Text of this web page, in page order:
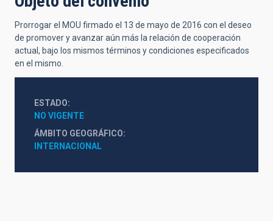
Prorrogar el MOU firmado el 13 de mayo de 2016 con el deseo
de promover y avanzar aún más la relación de cooperación
actual, bajo los mismos términos y condiciones especificados
en el mismo.
ESTADO
NO VIGENTE
ÁMBITO GEOGRÁFICO
INTERNACIONAL